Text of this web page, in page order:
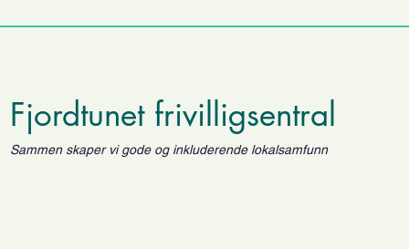
Fjordtunet frivilligsentral
Sammen skaper vi gode og inkluderende lokalsamfunn